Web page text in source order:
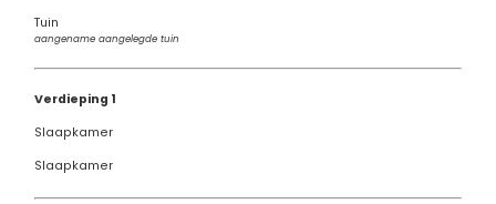
Tuin
aangename aangelegde tuin
Verdieping 1
Slaapkamer
Slaapkamer